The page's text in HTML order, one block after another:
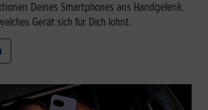
Deines Smartphones ans Handgelenk.
Gerät sich für Dich lohnt.